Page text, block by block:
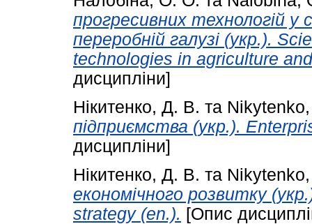
прогресивних технологій у
переробній галузі (укр.).
technologies in agriculture
дисципліни]
Нікитенко, Д. В. та
підприємства (укр.).
дисципліни]
Нікитенко, Д. В. та
економічного розвитку
strategy (en.). [Опис